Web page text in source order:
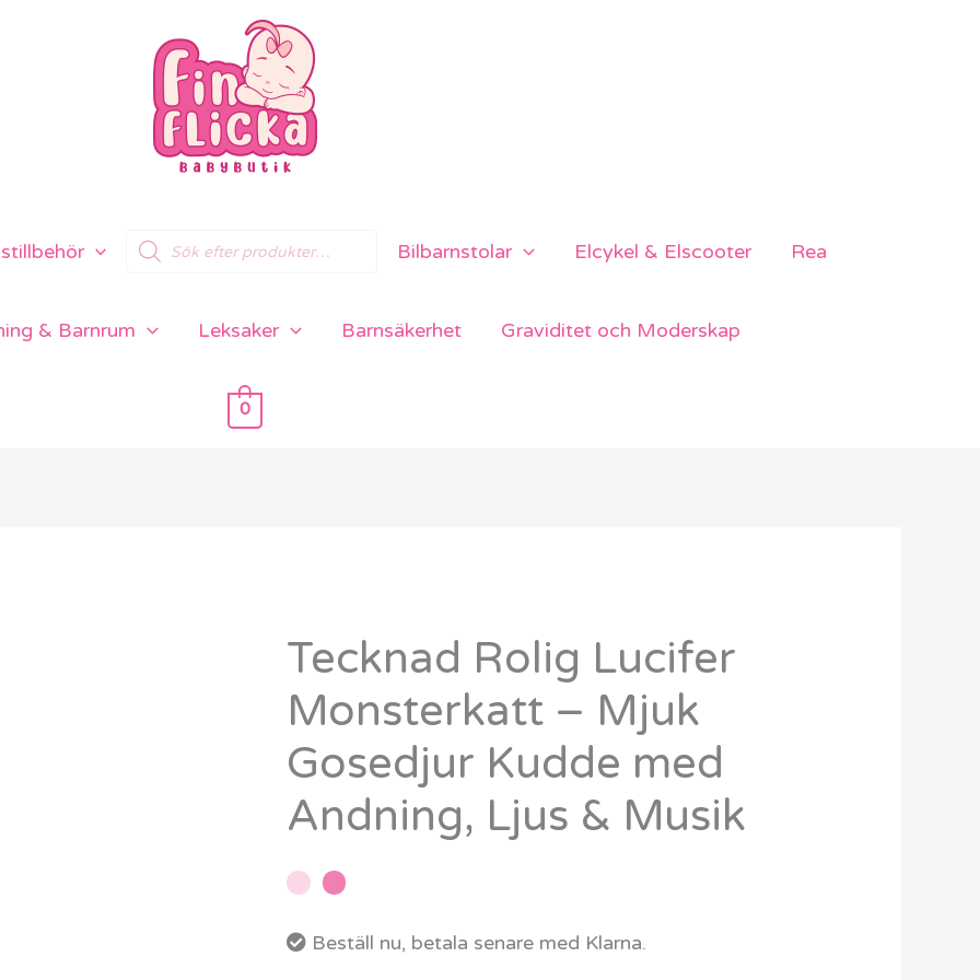
Products
search
Bilbarnstolar Elcykel & Elscooter Rea
& Barnrum Leksaker Barnsäkerhet Graviditet och Moderskap
0
Tecknad Rolig Lucifer
Monsterkatt – Mjuk
Gosedjur Kudde med
Andning, Ljus & Musik
Beställ nu, betala senare med Klarna.
Tecknad
Lucifer
Monsterkatt
Mjuk
Gosedjur
Kudde
med